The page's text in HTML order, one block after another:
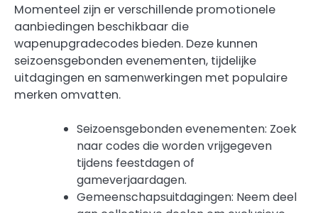
Momenteel zijn er verschillende promotionele
aanbiedingen beschikbaar die
wapenupgradecodes bieden. Deze kunnen
seizoensgebonden evenementen, tijdelijke
uitdagingen en samenwerkingen met populaire
merken omvatten.
Seizoensgebonden evenementen: Zoek
naar codes die worden vrijgegeven
tijdens feestdagen of
gameverjaardagen.
Gemeenschapsuitdagingen: Neem deel